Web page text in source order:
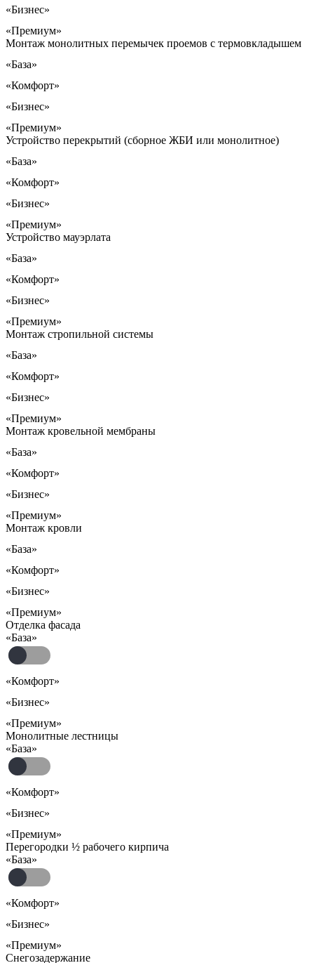
«Бизнес»
«Премиум»
Монтаж монолитных перемычек проемов с термовкладышем
«База»
«Комфорт»
«Бизнес»
«Премиум»
Устройство перекрытий (сборное ЖБИ или монолитное)
«База»
«Комфорт»
«Бизнес»
«Премиум»
Устройство мауэрлата
«База»
«Комфорт»
«Бизнес»
«Премиум»
Монтаж стропильной системы
«База»
«Комфорт»
«Бизнес»
«Премиум»
Монтаж кровельной мембраны
«База»
«Комфорт»
«Бизнес»
«Премиум»
Монтаж кровли
«База»
«Комфорт»
«Бизнес»
«Премиум»
Отделка фасада
«База»
«Комфорт»
«Бизнес»
«Премиум»
Монолитные лестницы
«База»
«Комфорт»
«Бизнес»
«Премиум»
Перегородки ½ рабочего кирпича
«База»
«Комфорт»
«Бизнес»
«Премиум»
Снегозадержание